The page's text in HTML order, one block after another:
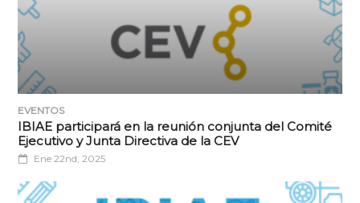
EVENTOS
IBIAE participará en la reunión conjunta del Comité
Ejecutivo y Junta Directiva de la CEV
Ene 22nd, 2025